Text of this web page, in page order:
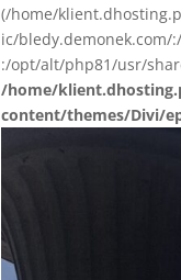
(/home/
ic/
:/opt/alt/php81/usr/
/home/
content/themes/Divi/